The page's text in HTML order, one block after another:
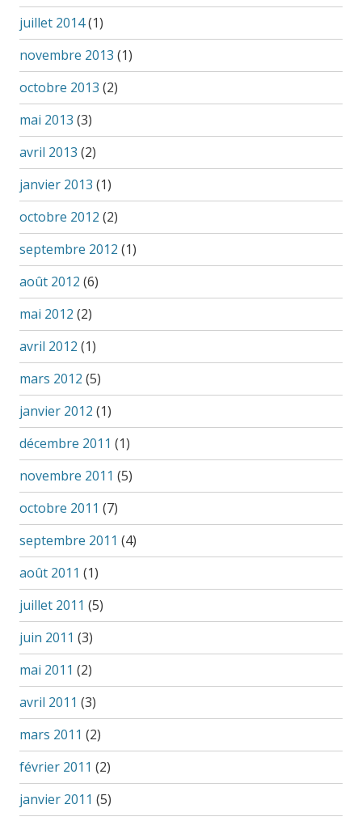
juillet 2014(1)
novembre 2013 (1)
octobre 2013 (2)
mai 2013 (3)
avril 2013 (2)
janvier 2013 (1)
octobre 2012 (2)
septembre 2012 (1)
août 2012 (6)
mai 2012 (2)
avril 2012 (1)
mars 2012 (5)
janvier 2012 (1)
décembre 2011 (1)
novembre 2011 (5)
octobre 2011 (7)
septembre 2011 (4)
août 2011 (1)
juillet 2011 (5)
juin 2011 (3)
mai 2011 (2)
avril 2011 (3)
mars 2011 (2)
février 2011 (2)
janvier 2011 (5)